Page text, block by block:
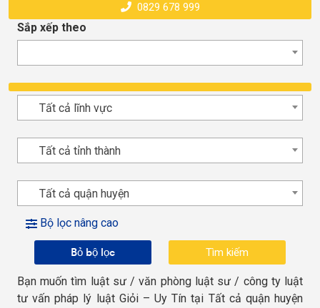
0829 678 999
Sắp xếp theo
Tất cả lĩnh vực
Tất cả tỉnh thành
Tất cả quận huyện
Bộ lọc nâng cao
Bỏ bộ lọc
Bạn muốn tìm luật sư / văn phòng luật sư / công ty luật
tư vấn pháp lý luật Giỏi – Uy Tín tại Tất cả quận huyện